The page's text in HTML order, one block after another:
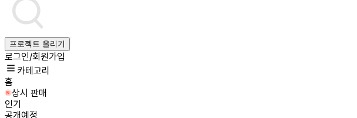
프로젝트 올리기
로그인/회원가입
카테고리
홈
상시 판매
인기
공개예정